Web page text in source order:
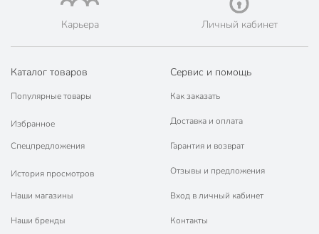
Карьера Личный кабинет
Каталог товаров
Популярные товары
Избранное
Спецпредложения
История просмотров
Наши магазины
Наши бренды
Сервис и помощь
Как заказать
Доставка и оплата
Гарантия и возврат
Отзывы и предложения
Вход в личный кабинет
Контакты